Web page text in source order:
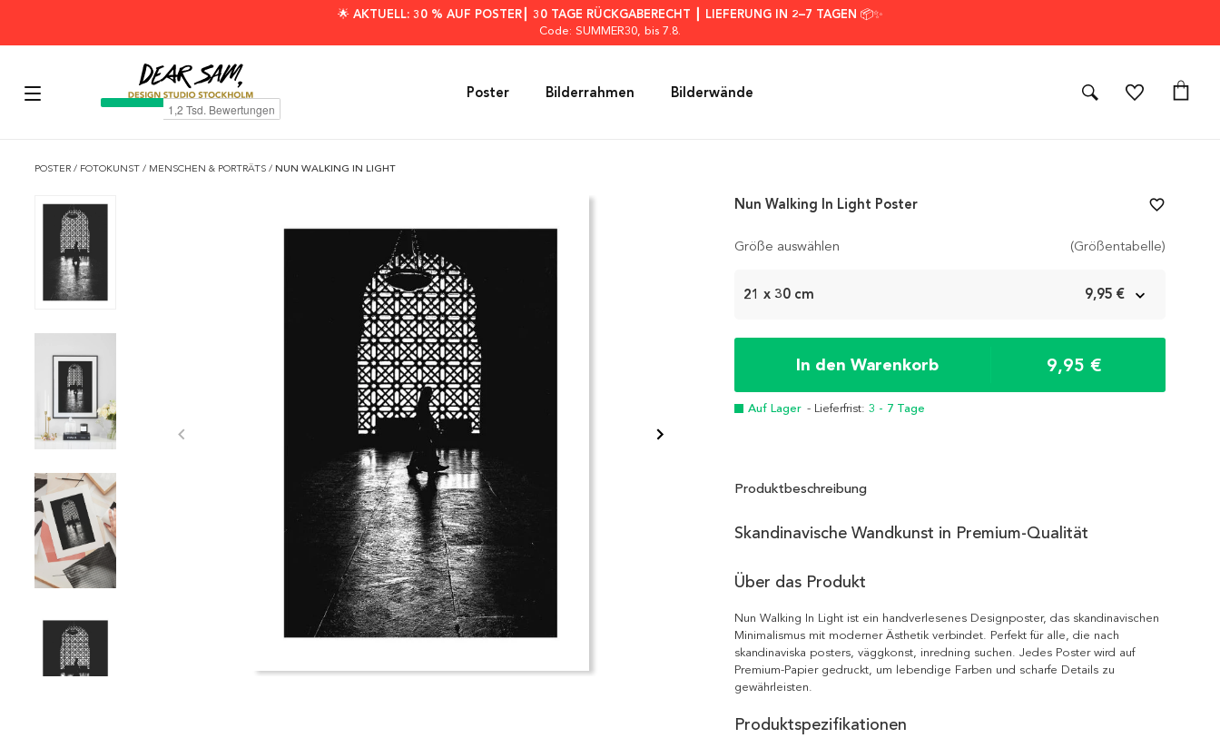
🌟 AKTUELL: 30 % AUF POSTER┃ 30 TAGE RÜCKGABERECHT ┃ LIEFERUNG IN 2–7 TAGEN 📦✨
Code: SUMMER30, bis 7.8.
Poster Bilderrahmen Bilderwände
POSTER / FOTOKUNST / MENSCHEN & PORTRÄTS / NUN WALKING IN LIGHT
Größe auswählen (Größentabelle)
21 x 30 cm 9,95 €
In den Warenkorb 9,95 €
Auf Lager - Lieferfrist: 3 - 7 Tage
Nun Walking In Light Poster favorite_border
Produktbeschreibung
Skandinavische Wandkunst in Premium-Qualität
Über das Produkt
Nun Walking In Light ist ein handverlesenes Designposter, das skandinavischen
Minimalismus mit moderner Ästhetik verbindet. Perfekt für alle, die nach
skandinaviska posters, väggkonst, inredning suchen. Jedes Poster wird auf
Premium-Papier gedruckt, um lebendige Farben und scharfe Details zu
gewährleisten.
Produktspezifikationen